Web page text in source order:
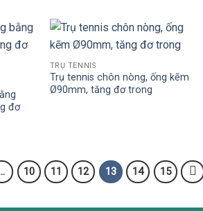
đơ
TRỤ TENNIS
Trụ tennis chôn nòng, ống kẽm
Ø90mm, tăng đơ trong
… 10 11 12 13 14 15